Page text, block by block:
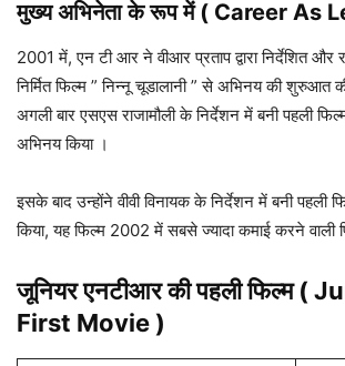
ब्रह्मर्षि विश्वामित्र फिल्म में जूनियर एन टी
मुख्य अभिनेता के रूप में ( Career As
2001 में, एन टी आर ने वीआर प्रताप द्वारा निर्देशित और
अगली बार एसएस राजामौली के निर्देशन में बनी पहली
अभिनय किया ।
इसके बाद उन्होंने वीवी विनायक के निर्देशन में बनी पहली
किया, यह फिल्म 2002 में सबसे ज्यादा कमाई करने वाली